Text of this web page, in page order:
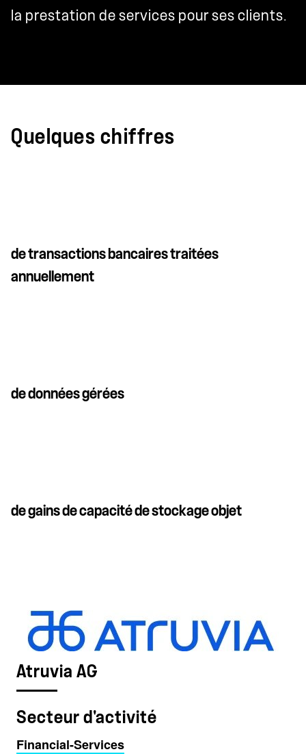
la prestation de services pour ses clients.
Quelques chiffres
de transactions bancaires traitées
annuellement
de données gérées
de gains de capacité de stockage objet
Atruvia AG
Secteur d'activité
Financial-Services